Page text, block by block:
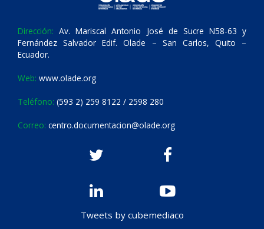
Dirección: Av. Mariscal Antonio José de Sucre N58-63 y
Fernández Salvador Edif. Olade – San Carlos, Quito –
Ecuador.
Web: www.olade.org
Teléfono: (593 2) 259 8122 / 2598 280
Correo: centro.documentacion@olade.org
Tweets by cubemediaco